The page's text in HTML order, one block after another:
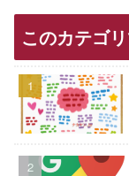
このカテゴ